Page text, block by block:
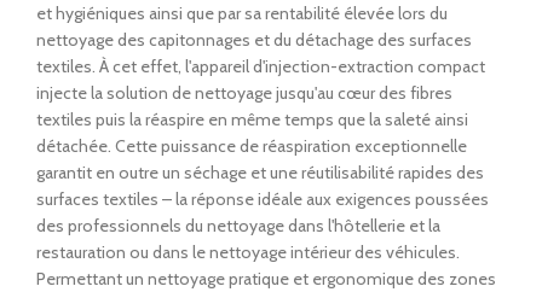
et hygiéniques ainsi que par sa rentabilité élevée lors du
nettoyage des capitonnages et du détachage des surfaces
textiles. À cet effet, l'appareil d'injection-extraction compact
injecte la solution de nettoyage jusqu'au cœur des fibres
textiles puis la réaspire en même temps que la saleté ainsi
détachée. Cette puissance de réaspiration exceptionnelle
garantit en outre un séchage et une réutilisabilité rapides des
surfaces textiles – la réponse idéale aux exigences poussées
des professionnels du nettoyage dans l'hôtellerie et la
restauration ou dans le nettoyage intérieur des véhicules.
Permettant un nettoyage pratique et ergonomique des zones